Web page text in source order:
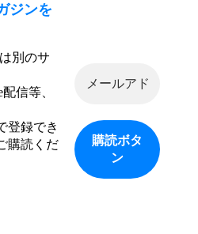
ジンを
別のサ
信等、
登録でき
購読くだ